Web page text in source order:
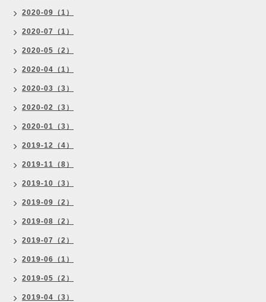
2020-09（1）
2020-07（1）
2020-05（2）
2020-04（1）
2020-03（3）
2020-02（3）
2020-01（3）
2019-12（4）
2019-11（8）
2019-10（3）
2019-09（2）
2019-08（2）
2019-07（2）
2019-06（1）
2019-05（2）
2019-04（3）